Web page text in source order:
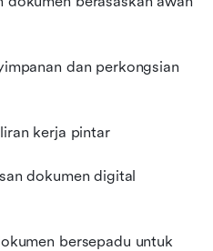
dan perkongsian
kerja pintar
dokumen digital
bersepadu untuk